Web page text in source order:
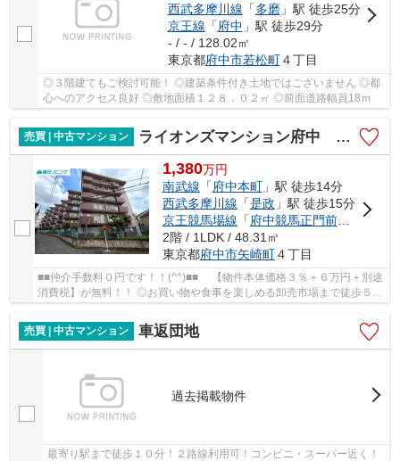
西武多摩川線 「多磨」駅 徒歩25分
京王線 「府中 」駅 徒歩29分
- / - / 128.02㎡
東京都府中市若松町４丁目
◎３階建てもご検討可能！ ◎建築条件付き土地ではございません ◎都
心へのアクセス良好 ◎敷地面積１２８．０２㎡ ◎前面道路幅員18ｍ
売買 | 中古マンション ライオンズマンション府中 お買い物や食事、毎日が楽しい！卸売市場まですぐ！
1,380万円
南武線 「府中本町」駅 徒歩14分
西武多摩川線 「是政 」駅 徒歩15分
京王競馬場線 「府中競馬正門前」駅 徒歩
2階 / 1LDK / 48.31㎡
東京都府中市矢崎町４丁目
■■仲介手数料０円です！！(^^)■■ 【物件本体価格３％＋６万円＋別途
消費税】が無料！！ ◎お買い物や食事を楽しめる卸売市場まで徒歩５
分！EV付き！管理体制も良好！
売買 | 中古マンション
車返団地
過去掲載物件
最寄り駅まで徒歩１０分！２路線利用可！コンビニ・スーパー近く！